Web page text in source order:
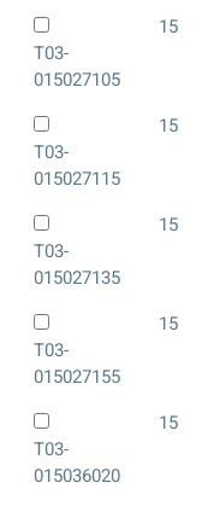
T03-
015027105
15
T03-
015027115
15
T03-
015027135
15
T03-
015027155
15
T03-
015036020
15